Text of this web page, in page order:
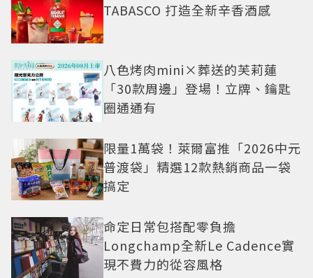
TABASCO 打造全新辛香酒感
八色烤肉mini×葬送的芙莉蓮
「30款周邊」登場！立牌、鑰匙
圈通通有
限量1萬袋！萊爾富推「2026中元
普渡袋」精選12款熱銷商品一袋
搞定
命定日常包搭配零負擔
Longchamp全新Le Cadence實
現不費力的從容風格